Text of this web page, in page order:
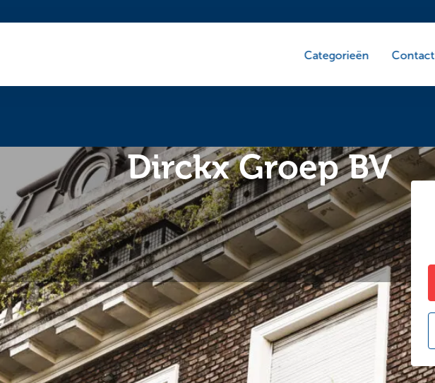
Categorieën Contact
Dirckx Groep BV
schilderwerk-glaswerk en onderhoudswerk